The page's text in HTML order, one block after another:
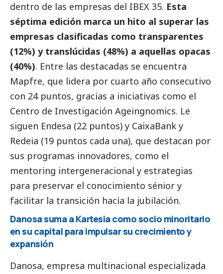
dentro de las empresas del IBEX 35. Esta
séptima edición marca un hito al superar las
empresas clasificadas como transparentes
(12%) y translúcidas (48%) a aquellas opacas
(40%). Entre las destacadas se encuentra
Mapfre, que lidera por cuarto año consecutivo
con 24 puntos, gracias a iniciativas como el
Centro de Investigación Ageingnomics. Le
siguen Endesa (22 puntos) y CaixaBank y
Redeia (19 puntos cada una), que destacan por
sus programas innovadores, como el
mentoring intergeneracional y estrategias
para preservar el conocimiento sénior y
facilitar la transición hacia la jubilación.
Danosa suma a Kartesia como socio minoritario
en su capital para impulsar su crecimiento y
expansión
Danosa, empresa multinacional especializada